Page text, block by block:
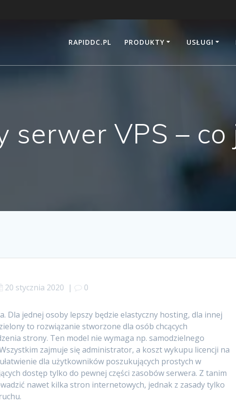
RAPIDDC.PL PRODUKTY USŁUGI
serwer VPS – co
20 stycznia 2020 | 0
Dla jednej osoby lepszy będzie elastyczny hosting, dla innej
to rozwiązanie stworzone dla osób chcących
strony. Ten model nie wymaga np. samodzielnego
zajmuje się administrator, a koszt wykupu licencji na
dla użytkowników poszukujących prostych w
dostęp tylko do pewnej części zasobów serwera. Z tanim
nawet kilka stron internetowych, jednak z zasady tylko